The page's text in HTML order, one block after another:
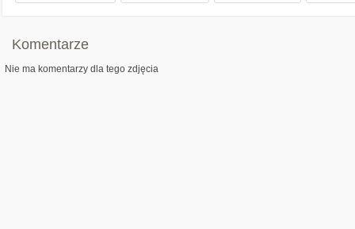
Komentarze
Nie ma komentarzy dla tego zdjęcia